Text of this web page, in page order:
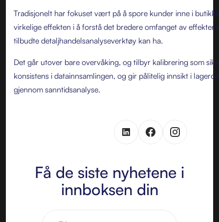
Tradisjonelt har fokuset vært på å spore kunder inne i
virkelige effekten i å forstå det bredere omfanget av effekter
tilbudte detaljhandelsanalyseverktøy kan ha.
Det går utover bare overvåking, og tilbyr kalibrering som
konsistens i datainnsamlingen, og gir pålitelig innsikt i
gjennom sanntidsanalyse.
Få de siste nyhetene i
innboksen din